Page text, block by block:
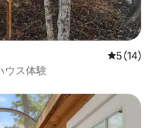
レビュー
5 (14)
ウス体験